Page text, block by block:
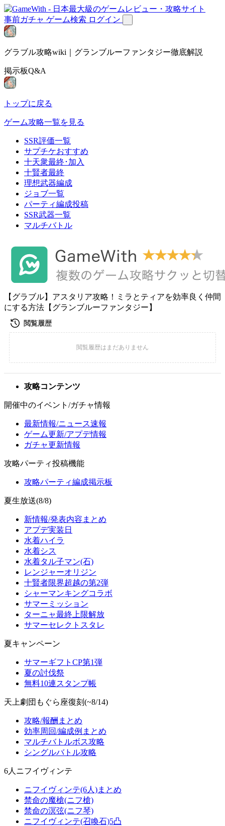
事前ガチャ ゲーム検索 ログイン
グラブル攻略wiki｜グランブルーファンタジー徹底解説
掲示板Q&A
トップに戻る
ゲーム攻略一覧を見る
SSR評価一覧
サプチケおすすめ
十天衆最終･加入
十賢者最終
理想武器編成
ジョブ一覧
パーティ編成投稿
SSR武器一覧
マルチバトル
【グラブル】アスタリア攻略！ミラとティアを効率良く仲間
にする方法【グランブルーファンタジー】
攻略コンテンツ
開催中のイベント/ガチャ情報
最新情報/ニュース速報
ゲーム更新/アプデ情報
ガチャ更新情報
攻略パーティ投稿機能
攻略パーティ編成掲示板
夏生放送(8/8)
新情報/発表内容まとめ
アプデ実装日
水着ハイラ
水着シス
水着タル子マン(石)
レンジャーオリジン
十賢者限界超越の第2弾
シャーマンキングコラボ
サマーミッション
ターニャ最終上限解放
サマーセレクトスタレ
夏キャンペーン
サマーギフトCP第1弾
夏の討伐祭
無料10連スタンプ帳
天上劇団もぐら座復刻(~8/14)
攻略/報酬まとめ
効率周回/編成例まとめ
マルチバトルボス攻略
シングルバトル攻略
6人ニフイヴィンテ
ニフイヴィンテ(6人)まとめ
禁命の魔槍(ニフ槍)
禁命の溟弦(ニフ琴)
ニフイヴィンテ(召喚石)5凸